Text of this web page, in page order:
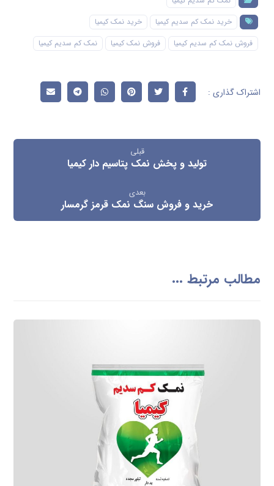
خرید نمک کم سدیم کیمیا
خرید نمک کیمیا
فروش نمک کم سدیم کیمیا
فروش نمک کیمیا نمک کم سدیم کیمیا
قبلی
تولید و پخش نمک پتاسیم دار کیمیا
بعدی
خرید و فروش سنگ نمک قرمز گرمسار
مطالب مرتبط ...